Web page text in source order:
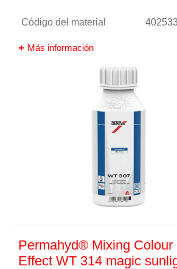
Código del material
Más información
Permahyd® Mixing Colour
Effect WT 314 magic